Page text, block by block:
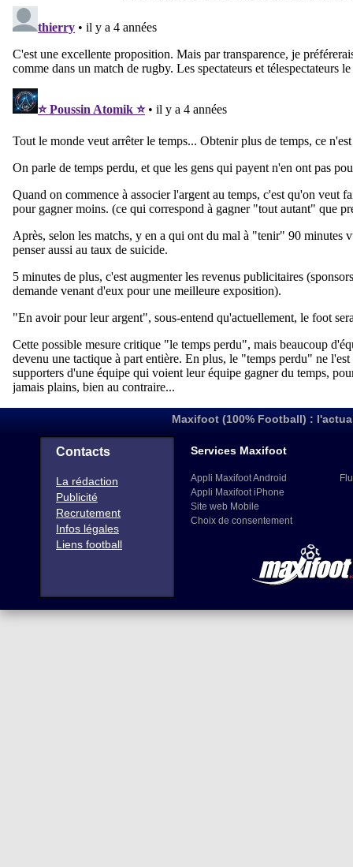
Maxifoot (100% Football) :
Contacts
La rédaction
Publicité
Recrutement
Infos légales
Liens football
Services Maxifoot
Appli Maxifoot Android
Appli Maxifoot iPhone
Site web Mobile
Choix de consentement